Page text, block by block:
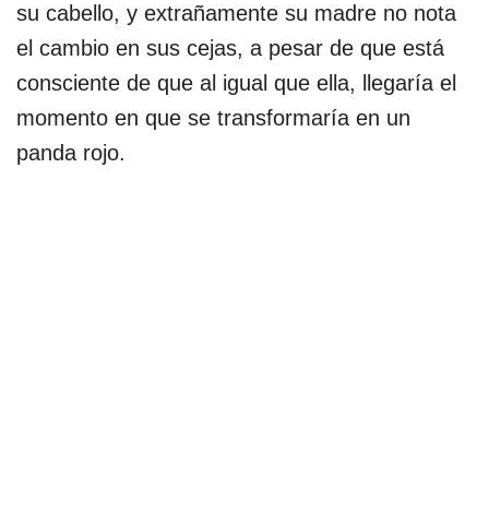
su cabello, y extrañamente su madre no nota
el cambio en sus cejas, a pesar de que está
consciente de que al igual que ella, llegaría el
momento en que se transformaría en un
panda rojo.